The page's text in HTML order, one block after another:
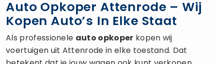
Auto Opkoper Attenrode – Wij
Kopen Auto’s In Elke Staat
Als professionele auto opkoper kopen wij
voertuigen uit Attenrode in elke toestand. Dat